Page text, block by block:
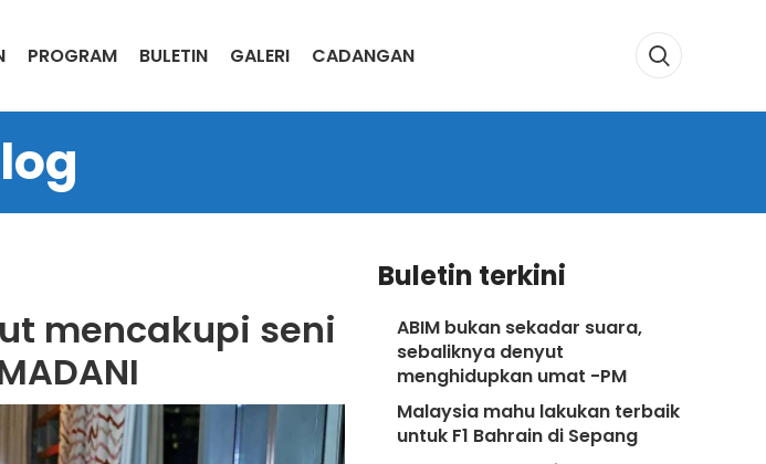
PROGRAM BULETIN GALERI CADANGAN
mencakupi seni
Buletin terkini
ABIM bukan sekadar suara,
sebaliknya denyut
menghidupkan umat -PM
Malaysia mahu lakukan terbaik
untuk F1 Bahrain di Sepang